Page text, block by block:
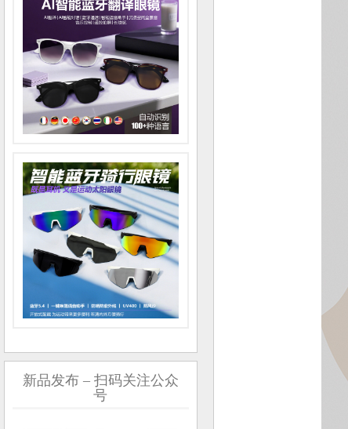
新品发布 – 扫码关注公众
号